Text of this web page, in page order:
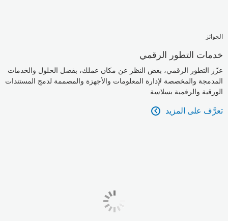
الجوائز
خدمات التطور الرقمي
عزّز التطور الرقمي، بغض النظر عن مكان عملك، بفضل الحلول والخدمات
المدمجة والمخصصة لإدارة المعلومات والأجهزة والمصممة لدمج المستندات
الورقية والرقمية بسلاسة
تعرَّف على المزيد 